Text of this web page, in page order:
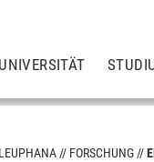
UNIVERSITÄT
LEUPHANA FORSCHUNG